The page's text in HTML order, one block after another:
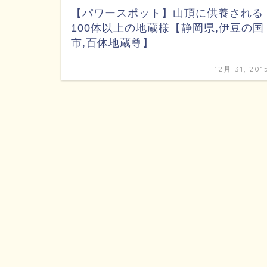
【パワースポット】山頂に供養される
100体以上の地蔵様【静岡県,伊豆の国
市,百体地蔵尊】
12月 31,